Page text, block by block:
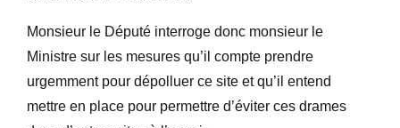
Monsieur le Député interroge donc monsieur le
Ministre sur les mesures qu’il compte prendre
urgemment pour dépolluer ce site et qu’il entend
mettre en place pour permettre d’éviter ces drames